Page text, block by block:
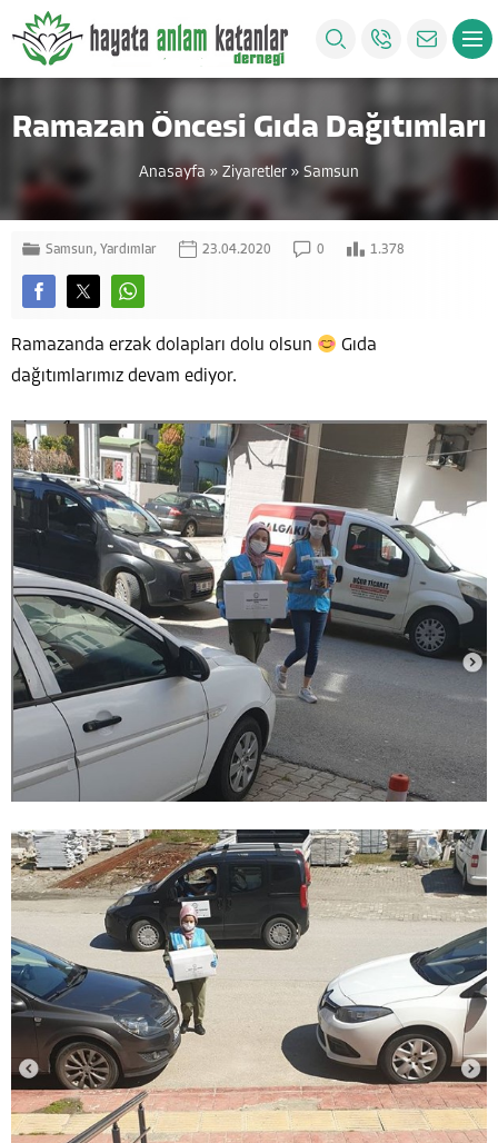
Ramazan Öncesi Gıda Dağıtımları
Anasayfa » Ziyaretler » Samsun
Samsun, Yardımlar 23.04.2020 0 1.378
Ramazanda erzak dolapları dolu olsun
Gıda
dağıtımlarımız devam ediyor.